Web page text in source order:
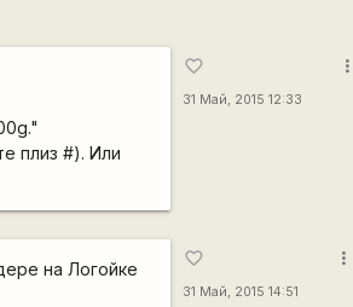
плиз #). Или
favorite_border
31 Май, 2015 12:33
more_vert
на Логойке
favorite_border
31 Май, 2015 14:51
more_vert